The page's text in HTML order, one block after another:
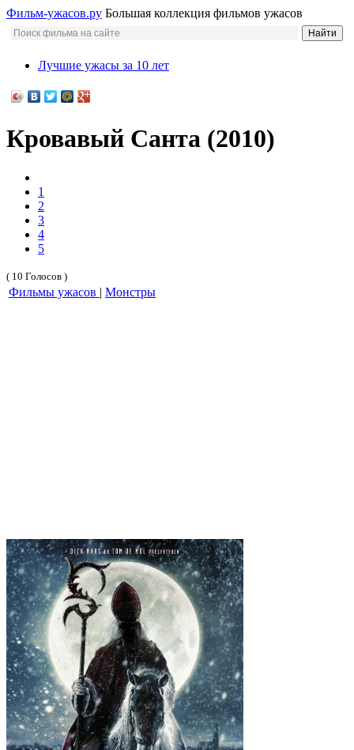
Фильм-ужасов.ру Большая коллекция фильмов ужасов
Лучшие ужасы за 10 лет
Кровавый Санта (2010)
1
2
3
4
5
( 10 Голосов )
Фильмы ужасов | Монстры